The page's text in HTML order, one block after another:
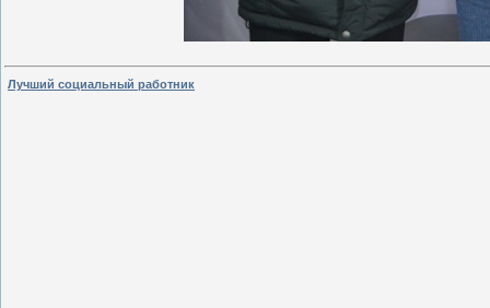
Лучший социальный работник